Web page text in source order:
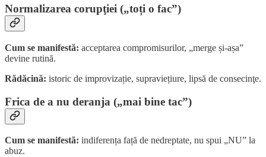
Normalizarea corupţiei („toți o fac”)
Cum se manifestă: acceptarea compromisurilor, „merge și-așa”
devine rutină.
Rădăcină: istoric de improvizație, supraviețiure, lipsă de consecinţe.
Frica de a nu deranja („mai bine tac”)
Cum se manifestă: indiferența față de nedreptate, nu spui „NU” la
abuz.